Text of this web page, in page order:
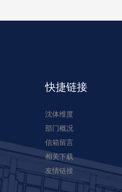
快捷链接
沈体维度
部门概况
信箱留言
相关下载
友情链接